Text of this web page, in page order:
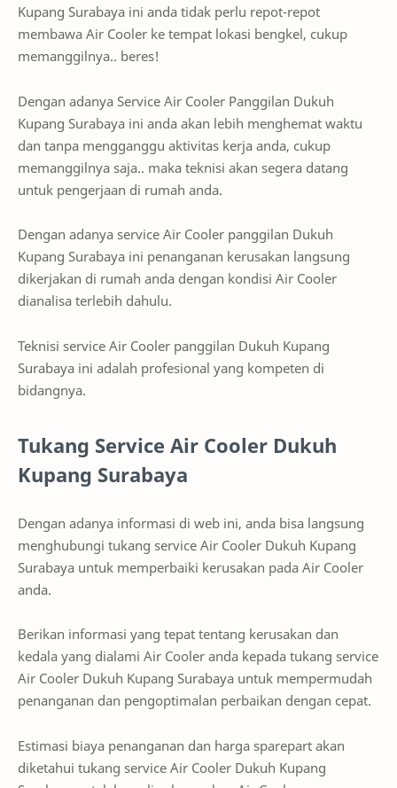
Kupang Surabaya ini anda tidak perlu repot-repot
membawa Air Cooler ke tempat lokasi bengkel, cukup
memanggilnya.. beres!
Dengan adanya Service Air Cooler Panggilan Dukuh
Kupang Surabaya ini anda akan lebih menghemat waktu
dan tanpa mengganggu aktivitas kerja anda, cukup
memanggilnya saja.. maka teknisi akan segera datang
untuk pengerjaan di rumah anda.
Dengan adanya service Air Cooler panggilan Dukuh
Kupang Surabaya ini penanganan kerusakan langsung
dikerjakan di rumah anda dengan kondisi Air Cooler
dianalisa terlebih dahulu.
Teknisi service Air Cooler panggilan Dukuh Kupang
Surabaya ini adalah profesional yang kompeten di
bidangnya.
Tukang Service Air Cooler Dukuh
Kupang Surabaya
Dengan adanya informasi di web ini, anda bisa langsung
menghubungi tukang service Air Cooler Dukuh Kupang
Surabaya untuk memperbaiki kerusakan pada Air Cooler
anda.
Berikan informasi yang tepat tentang kerusakan dan
kedala yang dialami Air Cooler anda kepada tukang service
Air Cooler Dukuh Kupang Surabaya untuk mempermudah
penanganan dan pengoptimalan perbaikan dengan cepat.
Estimasi biaya penanganan dan harga sparepart akan
diketahui tukang service Air Cooler Dukuh Kupang